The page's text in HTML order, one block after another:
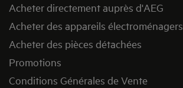
Acheter directement auprès d'AEG
Acheter des appareils électroménagers
Acheter des pièces détachées
Promotions
Conditions Générales de Vente